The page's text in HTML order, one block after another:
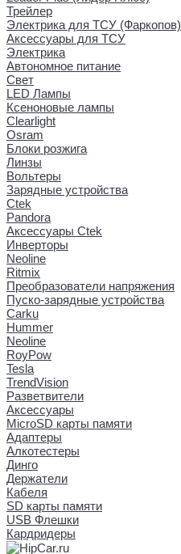
Трейлер
Электрика для ТСУ (Фаркопов)
Аксессуары для ТСУ
Электрика
Автономное питание
Свет
LED Лампы
Ксеноновые лампы
Clearlight
Osram
Блоки розжига
Линзы
Вольтеры
Зарядные устройства
Ctek
Pandora
Аксессуары Ctek
Инверторы
Neoline
Ritmix
Преобразователи напряжения
Пуско-зарядные устройства
Carku
Hummer
Neoline
RoyPow
Tesla
TrendVision
Разветвители
Аксессуары
MicroSD карты памяти
Адаптеры
Алкотестеры
Динго
Держатели
Кабеля
SD карты памяти
USB Флешки
Кардридеры